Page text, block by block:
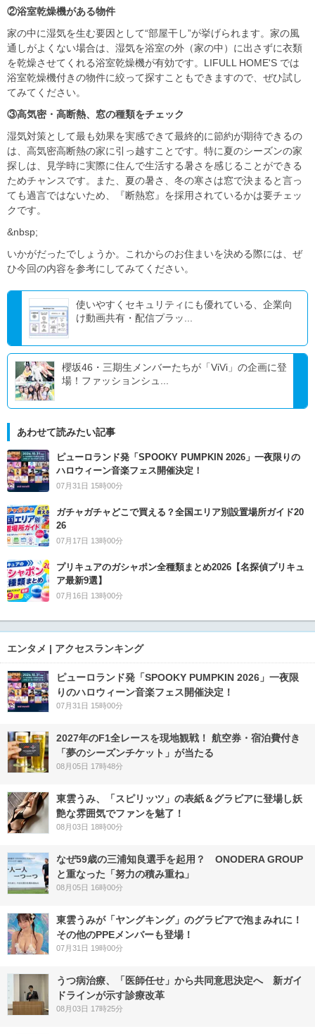
②浴室乾燥機がある物件
家の中に湿気を生む要因として“部屋干し”が挙げられます。家の風
通しがよくない場合は、湿気を浴室の外（家の中）に出さずに衣類
を乾燥させてくれる浴室乾燥機が有効です。LIFULL HOME'S では
浴室乾燥機付きの物件に絞って探すこともできますので、ぜひ試し
てみてください。
③高気密・高断熱、窓の種類をチェック
湿気対策として最も効果を実感できて最終的に節約が期待できるの
は、高気密高断熱の家に引っ越すことです。特に夏のシーズンの家
探しは、見学時に実際に住んで生活する暑さを感じることができる
ためチャンスです。また、夏の暑さ、冬の寒さは窓で決まると言っ
ても過言ではないため、『断熱窓』を採用されているかは要チェッ
クです。
&nbsp;
いかがだったでしょうか。これからのお住まいを決める際には、ぜ
ひ今回の内容を参考にしてみてください。
使いやすくセキュリティにも優れている、企業向
け動画共有・配信プラッ...
櫻坂46・三期生メンバーたちが「ViVi」の企画に登
場！ファッションシュ...
あわせて読みたい記事
ピューロランド発「SPOOKY PUMPKIN 2026」一夜限りの
ハロウィーン音楽フェス開催決定！
07月31日 15時00分
ガチャガチャどこで買える？全国エリア別設置場所ガイド20
26
07月17日 13時00分
プリキュアのガシャポン全種類まとめ2026【名探偵プリキュ
ア最新9選】
07月16日 13時00分
エンタメ | アクセスランキング
ピューロランド発「SPOOKY PUMPKIN 2026」一夜限
りのハロウィーン音楽フェス開催決定！
07月31日 15時00分
2027年のF1全レースを現地観戦！ 航空券・宿泊費付き
「夢のシーズンチケット」が当たる
08月05日 17時48分
東雲うみ、「スピリッツ」の表紙＆グラビアに登場し妖
艶な雰囲気でファンを魅了！
08月03日 18時00分
なぜ59歳の三浦知良選手を起用？ ONODERA GROUP
と重なった「努力の積み重ね」
08月05日 16時00分
東雲うみが「ヤングキング」のグラビアで泡まみれに！
その他のPPEメンバーも登場！
07月31日 19時00分
うつ病治療、「医師任せ」から共同意思決定へ 新ガイ
ドラインが示す診療改革
08月03日 17時25分